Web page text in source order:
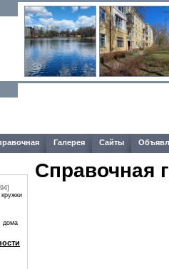
Галерея Сайты
дома
Справочная